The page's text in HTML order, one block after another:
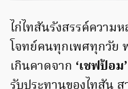
ไก่ไทสันรังสรรค์ความ
โจทย์คนทุกเพศทุกวัย
เกินคาดจาก ‘เชฟป้อม’